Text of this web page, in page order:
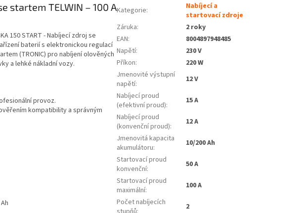
startem TELWIN – 100 A
150 START - Nabíjecí zdroj se
baterií s elektronickou regulací
(TRONIC) pro nabíjení olověných
a lehké nákladní vozy.
provoz.
kompatibility a správným
Kategorie:
Nabíjecí a
startovací zdroje
Záruka:
2 roky
EAN:
8004897948485
Napětí:
230 V
Příkon:
220 W
Jmenovité výstupní
napětí:
12 V
Nabíjecí proud
(efektivní proud):
15 A
Nabíjecí proud
(konvenční proud):
12 A
Jmenovitá kapacita
akumulátoru:
10/200 Ah
Startovací proud
konvenční:
50 A
Startovací proud
maximální:
100 A
Počet nabíjecích
2